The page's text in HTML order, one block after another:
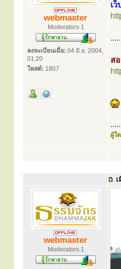
webmaster
Moderators-1
ลงทะเบียนเมื่อ: 04 มิ.ย. 2004,
01:20
โพสต์: 1807
เ
ส
ผู้ใ
webmaster
Moderators-1